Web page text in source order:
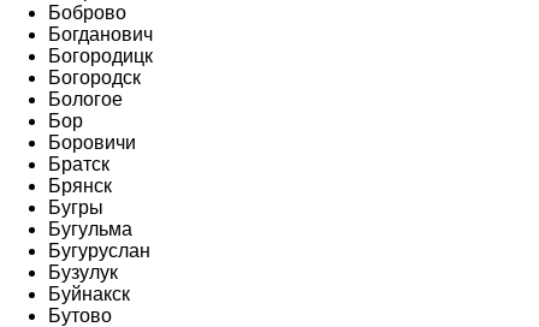
Боброво
Богданович
Богородицк
Богородск
Бологое
Бор
Боровичи
Братск
Брянск
Бугры
Бугульма
Бугуруслан
Бузулук
Буйнакск
Бутово